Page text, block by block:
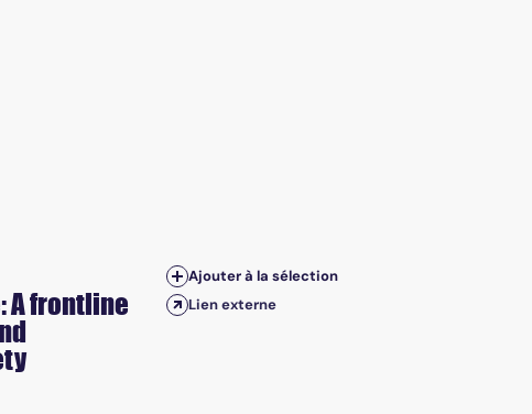
A frontline
Ajouter à la sélection
Lien externe